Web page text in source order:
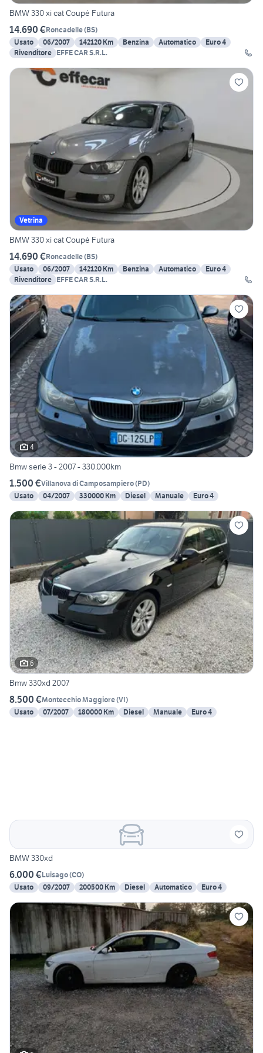
BMW 330 xi cat Coupé Futura
14.690 €Roncadelle(BS)
Usato
06/2007 142120 Km Benzina Automatico
Euro 4
Rivenditore EFFE CAR S.R.L.
Vetrina
BMW 330 xi cat Coupé Futura
14.690 €Roncadelle(BS)
Usato
06/2007 142120 Km Benzina Automatico
Euro 4
Rivenditore EFFE CAR S.R.L.
4
Bmw serie 3 - 2007 - 330.000km
1.500 €Villanova di Camposampiero(PD)
Usato
04/2007 330000 Km Diesel Manuale Euro 4
6
Bmw 330xd 2007
8.500 €Montecchio Maggiore(VI)
Usato
07/2007 180000 Km Diesel Manuale Euro 4
BMW 330xd
6.000 €Luisago(CO)
Usato
09/2007 200500 Km Diesel Automatico Euro 4